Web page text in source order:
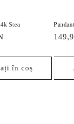
Stea
în coș
Preț